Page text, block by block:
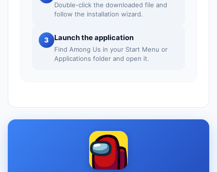
Double-click the downloaded file and
follow the installation wizard.
3 Launch the application
Find Among Us in your Start Menu or
Applications folder and open it.